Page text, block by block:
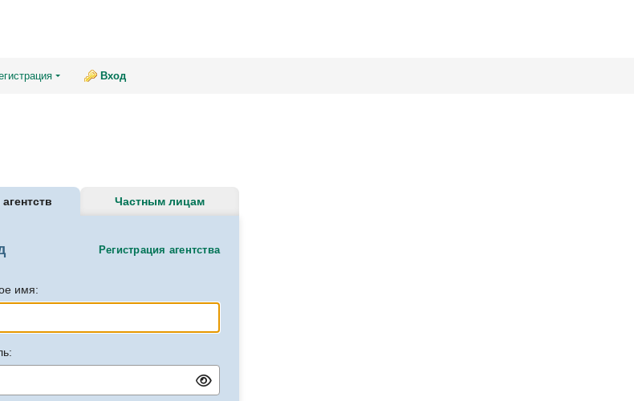
Вход
Частным лицам
Регистрация агентства
имя: